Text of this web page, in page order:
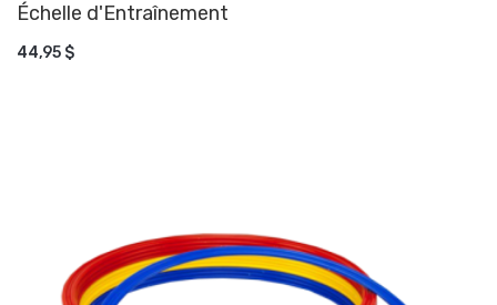
Échelle d'Entraînement
44,95 $